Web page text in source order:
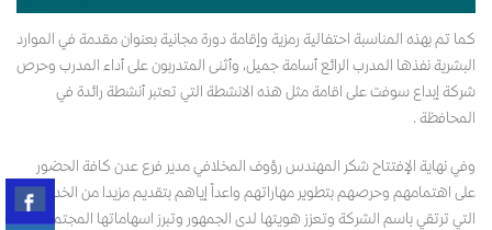
كما تم بهذه المناسبة احتفالية رمزية وإقامة دورة مجانية بعنوان مقدمة في الموارد
البشرية نفذها المدرب الرائع أسامة جميل، وأثنى المتدربون على أداء المدرب وحرص
شركة إبداع سوفت على اقامة مثل هذه الانشطة التي تعتبر أنشطة رائدة في
المحافظة .
وفي نهاية الإفتتاح شكر المهندس رؤوف المخلافي مدير فرع عدن كافة الحضور
على اهتمامهم وحرصهم بتطوير مهاراتهم واعداً إياهم بتقديم مزيدا من الخدمات
التي ترتقي باسم الشركة وتعزز هويتها لدى الجمهور وتبرز اسهاماتها المجتمعية.